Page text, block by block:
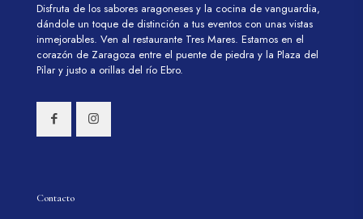
Disfruta de los sabores aragoneses y la cocina de vanguardia,
dándole un toque de distinción a tus eventos con unas vistas
inmejorables. Ven al restaurante Tres Mares. Estamos en el
corazón de Zaragoza entre el puente de piedra y la Plaza del
Pilar y justo a orillas del río Ebro.
Contacto